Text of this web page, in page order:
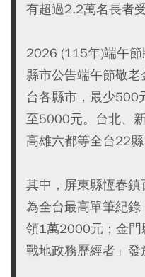
有超過2.2萬名長者受
2026 (115年)端午
縣市公告端午節敬
台各縣市，最少500
至5000元。台北、
高雄六都等全台22
其中，屏東縣恆春
為全台最高單筆紀
領1萬2000元；金
戰地政務歷經者」發